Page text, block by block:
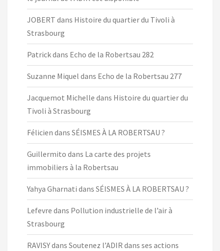
JOBERT dans Histoire du quartier du Tivoli à
Strasbourg
Patrickdans Echo de la Robertsau 282
Suzanne Miquel dans Echo de la Robertsau 277
Jacquemot Michelle dans Histoire du quartier du
Tivoli à Strasbourg
Félicien dans SÉISMES À LA ROBERTSAU ?
Guillermito dans La carte des projets
immobiliers à la Robertsau
Yahya Gharnati dans SÉISMES À LA ROBERTSAU ?
Lefevre dans Pollution industrielle de l’air à
Strasbourg
RAVISYdans Soutenez l’ADIR dans ses actions